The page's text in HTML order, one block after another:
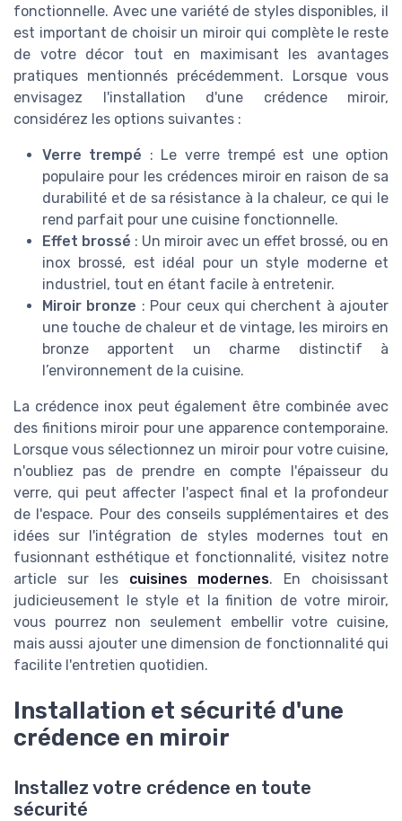
fonctionnelle. Avec une variété de styles disponibles, il
est important de choisir un miroir qui complète le reste
de votre décor tout en maximisant les avantages
pratiques mentionnés précédemment. Lorsque vous
envisagez l'installation d'une crédence miroir,
considérez les options suivantes :
Verre trempé : Le verre trempé est une option
populaire pour les crédences miroir en raison de sa
durabilité et de sa résistance à la chaleur, ce qui le
rend parfait pour une cuisine fonctionnelle.
Effet brossé : Un miroir avec un effet brossé, ou en
inox brossé, est idéal pour un style moderne et
industriel, tout en étant facile à entretenir.
Miroir bronze : Pour ceux qui cherchent à ajouter
une touche de chaleur et de vintage, les miroirs en
bronze apportent un charme distinctif à
l’environnement de la cuisine.
La crédence inox peut également être combinée avec
des finitions miroir pour une apparence contemporaine.
Lorsque vous sélectionnez un miroir pour votre cuisine,
n'oubliez pas de prendre en compte l'épaisseur du
verre, qui peut affecter l'aspect final et la profondeur
de l'espace. Pour des conseils supplémentaires et des
idées sur l'intégration de styles modernes tout en
fusionnant esthétique et fonctionnalité, visitez notre
article sur les cuisines modernes. En choisissant
judicieusement le style et la finition de votre miroir,
vous pourrez non seulement embellir votre cuisine,
mais aussi ajouter une dimension de fonctionnalité qui
facilite l'entretien quotidien.
Installation et sécurité d'une
crédence en miroir
Installez votre crédence en toute
sécurité